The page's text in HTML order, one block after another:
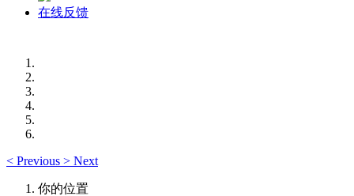
在线反馈
< Previous > Next
你的位置